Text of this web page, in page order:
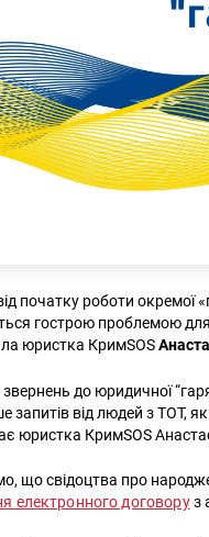
початку роботи окремої
гострою проблемою
юристка КримSOS
до юридичної
запитів від людей з ТОТ,
юристка КримSOS
що свідоцтва про
електронного договоруз